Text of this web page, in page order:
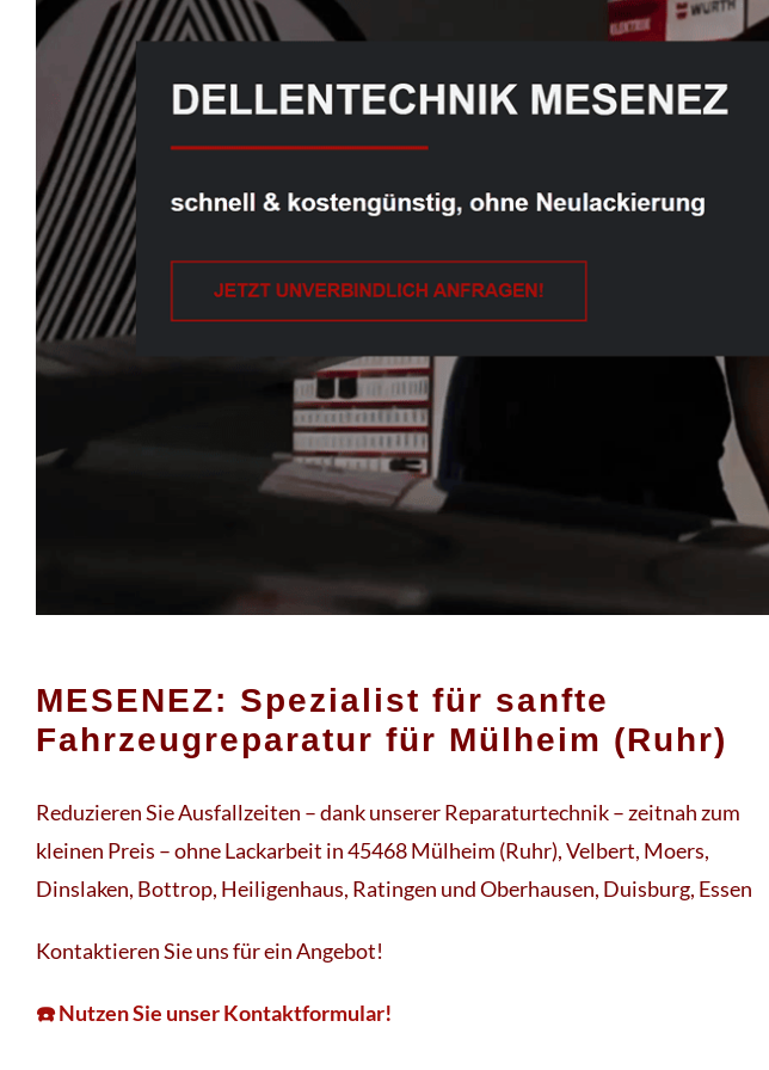
MESENEZ: Spezialist für sanfte
Fahrzeugreparatur für Mülheim (Ruhr)
Reduzieren Sie Ausfallzeiten – dank unserer Reparaturtechnik – zeitnah zum
kleinen Preis – ohne Lackarbeit in 45468 Mülheim (Ruhr), Velbert, Moers,
Dinslaken, Bottrop, Heiligenhaus, Ratingen und Oberhausen, Duisburg, Essen
Kontaktieren Sie uns für ein Angebot!
☎️ Nutzen Sie unser Kontaktformular!